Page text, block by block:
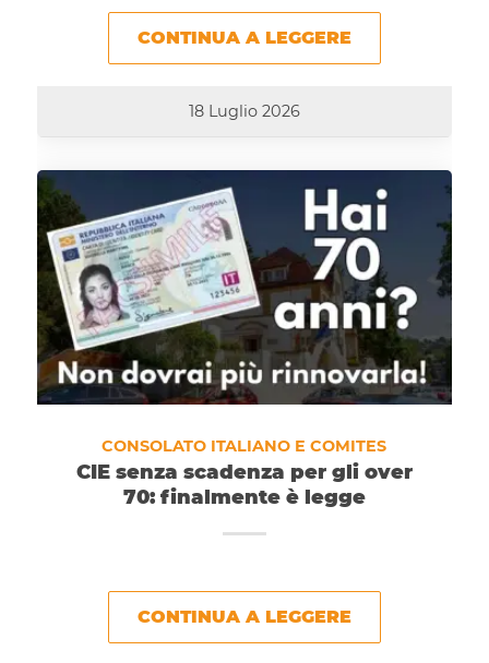
CONTINUA A LEGGERE
18 Luglio 2026
CONSOLATO ITALIANO E COMITES
CIE senza scadenza per gli over
70: finalmente è legge
CONTINUA A LEGGERE